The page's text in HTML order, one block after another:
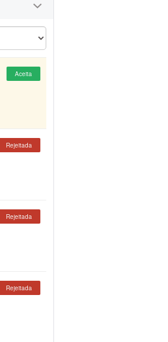
Aceita
Rejeitada
Rejeitada
Rejeitada